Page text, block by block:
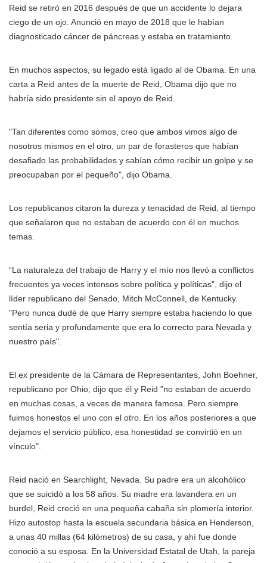
Reid se retiró en 2016 después de que un accidente lo dejara
ciego de un ojo. Anunció en mayo de 2018 que le habían
diagnosticado cáncer de páncreas y estaba en tratamiento.
En muchos aspectos, su legado está ligado al de Obama. En una
carta a Reid antes de la muerte de Reid, Obama dijo que no
habría sido presidente sin el apoyo de Reid.
"Tan diferentes como somos, creo que ambos vimos algo de
nosotros mismos en el otro, un par de forasteros que habían
desafiado las probabilidades y sabían cómo recibir un golpe y se
preocupaban por el pequeño", dijo Obama.
Los republicanos citaron la dureza y tenacidad de Reid, al tiempo
que señalaron que no estaban de acuerdo con él en muchos
temas.
“La naturaleza del trabajo de Harry y el mío nos llevó a conflictos
frecuentes ya veces intensos sobre política y políticas”, dijo el
líder republicano del Senado, Mitch McConnell, de Kentucky.
"Pero nunca dudé de que Harry siempre estaba haciendo lo que
sentía seria y profundamente que era lo correcto para Nevada y
nuestro país".
El ex presidente de la Cámara de Representantes, John Boehner,
republicano por Ohio, dijo que él y Reid "no estaban de acuerdo
en muchas cosas, a veces de manera famosa. Pero siempre
fuimos honestos el uno con el otro. En los años posteriores a que
dejamos el servicio público, esa honestidad se convirtió en un
vínculo".
Reid nació en Searchlight, Nevada. Su padre era un alcohólico
que se suicidó a los 58 años. Su madre era lavandera en un
burdel, Reid creció en una pequeña cabaña sin plomería interior.
Hizo autostop hasta la escuela secundaria básica en Henderson,
a unas 40 millas (64 kilómetros) de su casa, y ahí fue donde
conoció a su esposa. En la Universidad Estatal de Utah, la pareja